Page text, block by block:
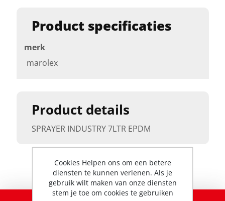
Product details
SPRAYER INDUSTRY 7LTR EPDM
Product specificaties
merk
marolex
Cookies Helpen ons om een betere
diensten te kunnen verlenen. Als je
gebruik wilt maken van onze diensten
stem je toe om cookies te gebruiken